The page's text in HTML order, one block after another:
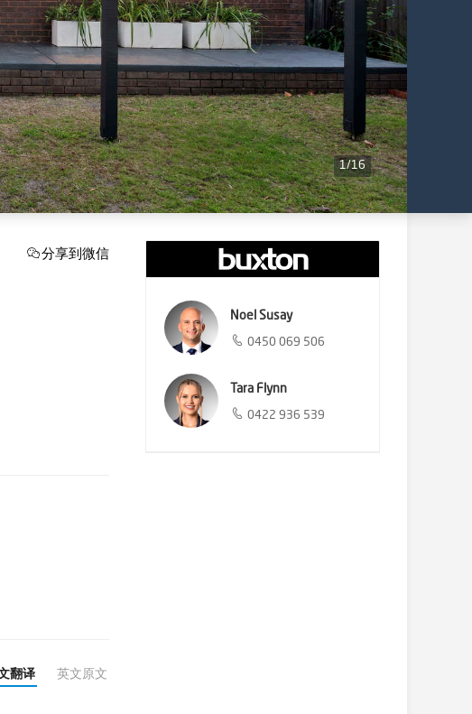
1/16
分享到微信
翻译 英文原文
Noel Susay
0450 069 506
Tara Flynn
0422 936 539